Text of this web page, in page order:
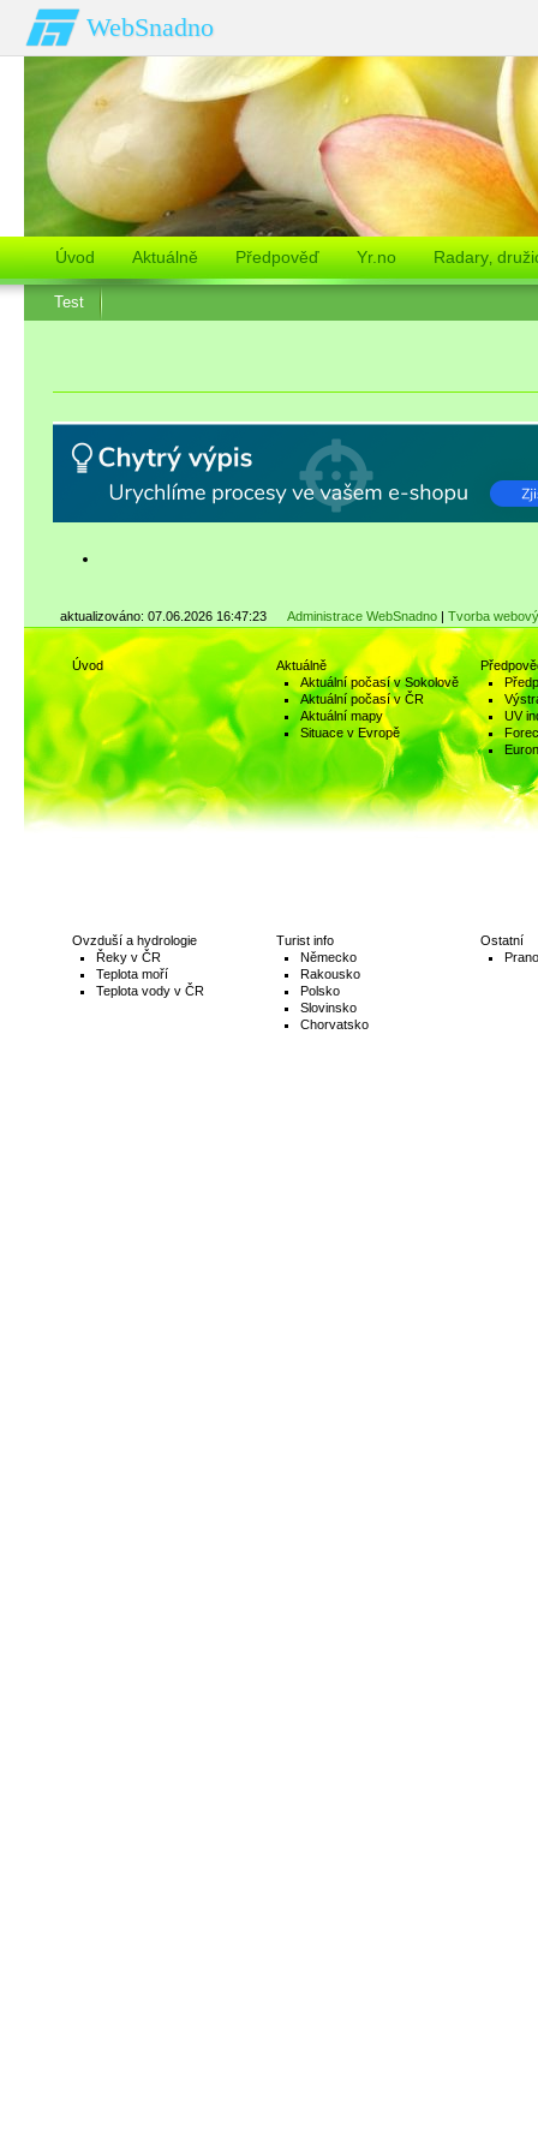
WebSnadno
Úvod Aktuálně Předpověď Yr.no Radary‚
Test
Administrace WebSnadno| Tvorba
aktualizováno: 07.06.2026 16:47:23
Úvod
Aktuálně
Aktuální počasí v Sokolově
Aktuální počasí v ČR
Aktuální mapy
Situace v Evropě
UV
Ovzduší a hydrologie
Řeky v ČR
Teplota moří
Teplota vody v ČR
Turist info
Německo
Rakousko
Polsko
Slovinsko
Chorvatsko
Ostatní